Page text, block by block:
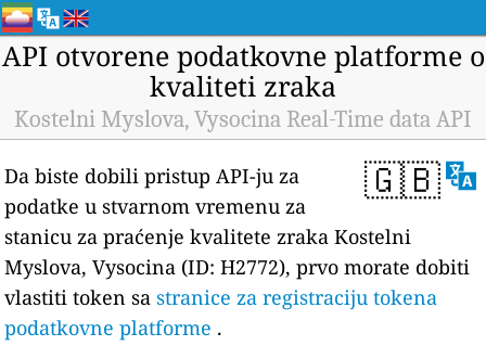
API otvorene podatkovne platforme o
kvaliteti zraka
Kostelni Myslova, Vysocina Real-Time data API
🇬🇧
Da biste dobili pristup API-ju za
podatke u stvarnom vremenu za
stanicu za praćenje kvalitete zraka Kostelni
Myslova, Vysocina (ID: H2772), prvo morate dobiti
vlastiti token sastranice za registraciju tokena
podatkovne platforme .